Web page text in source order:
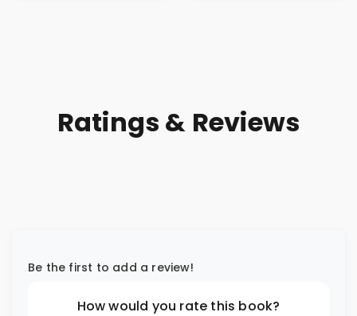
Ratings & Reviews
Be the first to add a review!
How would you rate this book?